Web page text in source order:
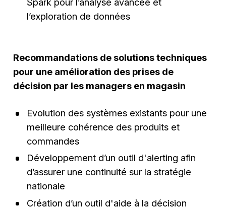
l’exploration de données
Recommandations de solutions techniques
pour une amélioration des prises de
décision par les managers en magasin
Evolution des systèmes existants pour une
meilleure cohérence des produits et
commandes
Développement d’un outil d'alerting afin
d’assurer une continuité sur la stratégie
nationale
Création d’un outil d'aide à la décision